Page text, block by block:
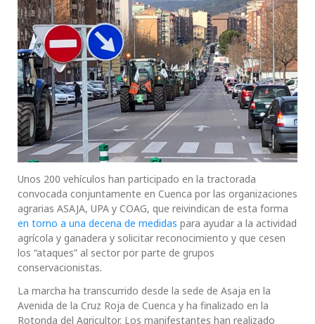
Unos 200 vehículos han participado en la tractorada
convocada conjuntamente en Cuenca por las organizaciones
agrarias ASAJA, UPA y COAG, que reivindican de esta forma
en torno a una decena de medidas para ayudar a la actividad
agrícola y ganadera y solicitar reconocimiento y que cesen
los “ataques” al sector por parte de grupos
conservacionistas.
La marcha ha transcurrido desde la sede de Asaja en la
Avenida de la Cruz Roja de Cuenca y ha finalizado en la
Rotonda del Agricultor. Los manifestantes han realizado